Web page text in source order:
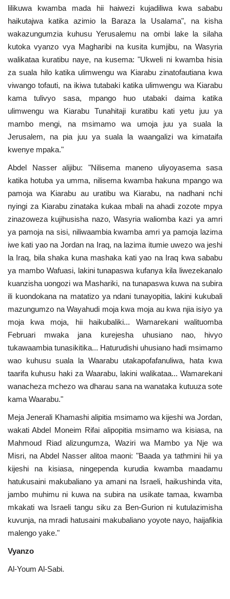
lilikuwa kwamba mada hii haiwezi kujadiliwa kwa sababu
haikutajwa katika azimio la Baraza la Usalama", na kisha
wakazungumzia kuhusu Yerusalemu na ombi lake la silaha
kutoka vyanzo vya Magharibi na kusita kumjibu, na Wasyria
walikataa kuratibu naye, na kusema: "Ukweli ni kwamba hisia
za suala hilo katika ulimwengu wa Kiarabu zinatofautiana kwa
viwango tofauti, na ikiwa tutabaki katika ulimwengu wa Kiarabu
kama tulivyo sasa, mpango huo utabaki daima katika
ulimwengu wa Kiarabu Tunahitaji kuratibu kati yetu juu ya
mambo mengi, na msimamo wa umoja juu ya suala la
Jerusalem, na pia juu ya suala la waangalizi wa kimataifa
kwenye mpaka."
Abdel Nasser alijibu: "Nilisema maneno uliyoyasema sasa
katika hotuba ya umma, nilisema kwamba hakuna mpango wa
pamoja wa Kiarabu au uratibu wa Kiarabu, na nadhani nchi
nyingi za Kiarabu zinataka kukaa mbali na ahadi zozote mpya
zinazoweza kujihusisha nazo, Wasyria waliomba kazi ya amri
ya pamoja na sisi, niliwaambia kwamba amri ya pamoja lazima
iwe kati yao na Jordan na Iraq, na lazima itumie uwezo wa jeshi
la Iraq, bila shaka kuna mashaka kati yao na Iraq kwa sababu
ya mambo Wafuasi, lakini tunapaswa kufanya kila liwezekanalo
kuanzisha uongozi wa Mashariki, na tunapaswa kuwa na subira
ili kuondokana na matatizo ya ndani tunayopitia, lakini kukubali
mazungumzo na Wayahudi moja kwa moja au kwa njia isiyo ya
moja kwa moja, hii haikubaliki... Wamarekani walituomba
Februari mwaka jana kurejesha uhusiano nao, hivyo
tukawaambia tunasikitika... Haturudishi uhusiano hadi msimamo
wao kuhusu suala la Waarabu utakapofafanuliwa, hata kwa
taarifa kuhusu haki za Waarabu, lakini walikataa... Wamarekani
wanacheza mchezo wa dharau sana na wanataka kutuuza sote
kama Waarabu."
Meja Jenerali Khamashi alipitia msimamo wa kijeshi wa Jordan,
wakati Abdel Moneim Rifai alipopitia msimamo wa kisiasa, na
Mahmoud Riad alizungumza, Waziri wa Mambo ya Nje wa
Misri, na Abdel Nasser alitoa maoni: "Baada ya tathmini hii ya
kijeshi na kisiasa, ningependa kurudia kwamba maadamu
hatukusaini makubaliano ya amani na Israeli, haikushinda vita,
jambo muhimu ni kuwa na subira na usikate tamaa, kwamba
mkakati wa Israeli tangu siku za Ben-Gurion ni kutulazimisha
kuvunja, na mradi hatusaini makubaliano yoyote nayo, haijafikia
malengo yake."
Vyanzo
Al-Youm Al-Sabi.